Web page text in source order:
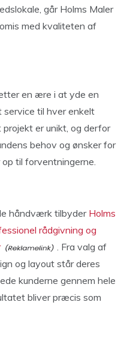
går Holms Maler
med kvaliteten af
en ære i at yde en
til hver enkelt
er unikt, og derfor
behov og ønsker for
til forventningerne.
håndværk tilbyder Holms
rådgivning og
. Fra valg af
og layout står deres
kunderne gennem hele
bliver præcis som